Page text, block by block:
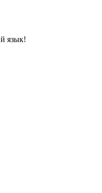
язык!